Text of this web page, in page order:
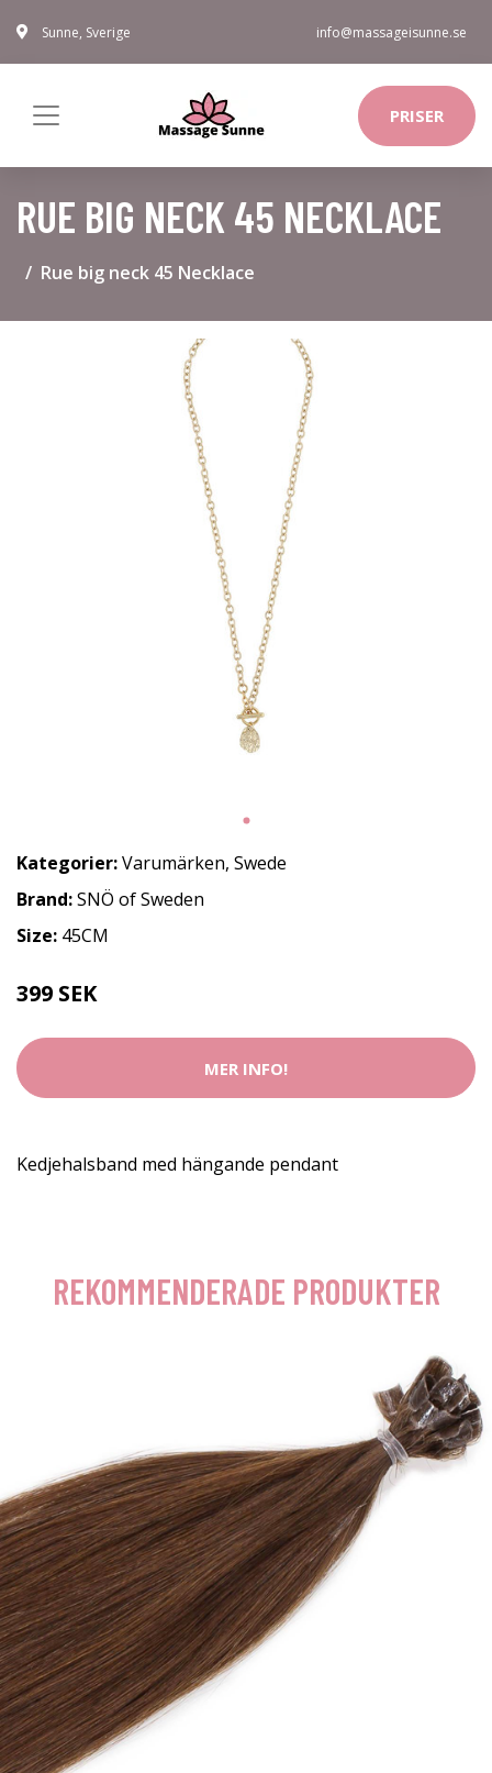
Sunne, Sverige info@massageisunne.se
PRISER
RUE BIG NECK 45 NECKLACE
Rue big neck 45 Necklace
Kategorier:Varumärken, Swede
Brand:SNÖ of Sweden
Size: 45CM
399 SEK
MER INFO!
Kedjehalsband med hängande pendant
REKOMMENDERADE PRODUKTER